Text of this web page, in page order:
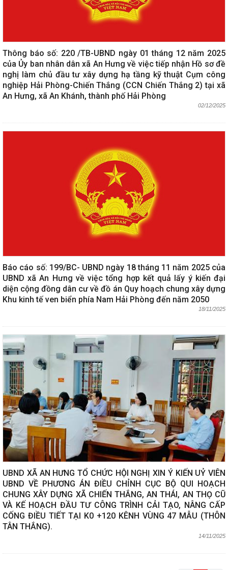
Thông báo số: 220 /TB-UBND ngày 01 tháng 12 năm 2025
của Ủy ban nhân dân xã An Hưng về việc tiếp nhận Hồ sơ đề
nghị làm chủ đầu tư xây dựng hạ tầng kỹ thuật Cụm công
nghiệp Hải Phòng-Chiến Thắng (CCN Chiến Thắng 2) tại xã
An Hưng, xã An Khánh, thành phố Hải Phòng
02/12/2025
Báo cáo số: 199/BC- UBND ngày 18 tháng 11 năm 2025 của
UBND xã An Hưng về việc tổng hợp kết quả lấy ý kiến đại
diện cộng đồng dân cư về đồ án Quy hoạch chung xây dựng
Khu kinh tế ven biển phía Nam Hải Phòng đến năm 2050
18/11/2025
UBND XÃ AN HƯNG TỔ CHỨC HỘI NGHỊ XIN Ý KIẾN UỶ VIÊN
UBND VỀ PHƯƠNG ÁN ĐIỀU CHỈNH CỤC BỘ QUI HOẠCH
CHUNG XÂY DỰNG XÃ CHIẾN THẮNG, AN THÁI, AN THỌ CŨ
VÀ KẾ HOẠCH ĐẦU TƯ CÔNG TRÌNH CẢI TẠO, NÂNG CẤP
CỐNG ĐIỀU TIẾT TẠI K0 +120 KÊNH VÙNG 47 MẪU (THÔN
TÂN THẮNG).
14/11/2025